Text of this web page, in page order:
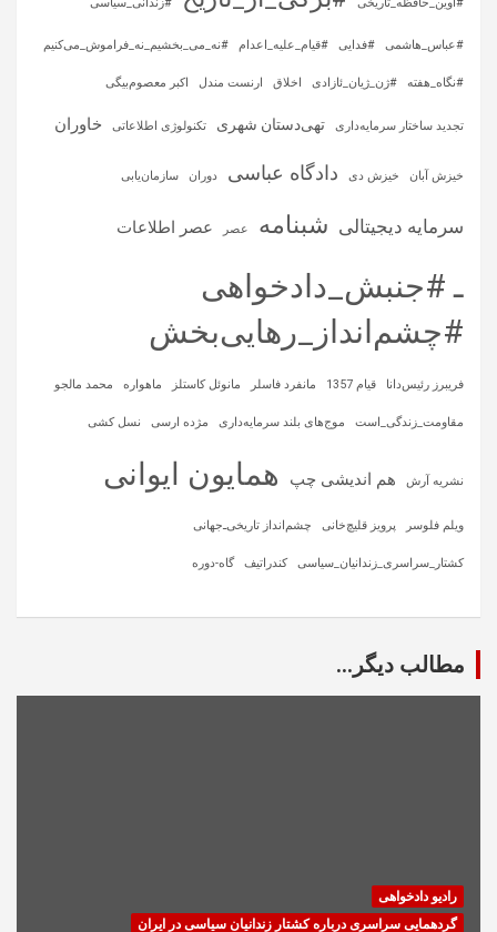
#اوین_حافظه_تاریخی #زندانی_سیاسی
#عباس_هاشمی #فدایی #قیام_علیه_اعدام #نه_می_بخشیم_نه_فراموش_می‌کنیم
#نگاه_هفته #ژن_ژیان_ئازادی اخلاق ارنست مندل اکبر معصوم‌بیگی
تجدید ساختار سرمایه‌داری تهی‌دستان شهری تکنولوژی اطلاعاتی خاوران
خیزش آبان خیزش دی دادگاه عباسی دوران سازمان‌یابی
سرمایه‌ دیجیتالی شبنامه عصر عصر اطلاعات
ـ #جنبش_دادخواهی
#چشم‌انداز_رهایی‌بخش
فریبرز رئیس‌دانا قیام 1357 مانفرد فاسلر مانوئل کاستلز ماهواره‌ محمد مالجو
مقاومت_زندگی_است موج‌های بلند سرمایه‌داری مژده ارسی نسل کشی
نشریه آرش هم اندیشی چپ همایون ایوانی
ویلم فلوسر پرویز قلیچ‌خانی چشم‌انداز تاریخی‌ـ‌جهانی
کشتار_سراسری_زندانیان_سیاسی کندراتیف گاه-دوره
مطالب دیگر...
رادیو دادخواهی
گردهمایی سراسری درباره کشتار زندانیان سیاسی در ایران